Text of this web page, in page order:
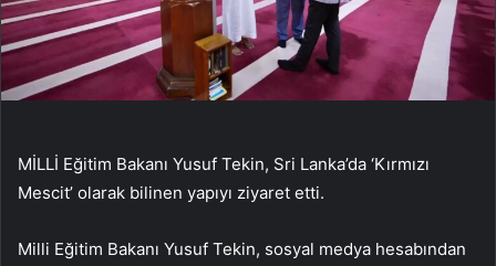
MİLLİ Eğitim Bakanı Yusuf Tekin, Sri Lanka’da ‘Kırmızı
Mescit’ olarak bilinen yapıyı ziyaret etti.
Milli Eğitim Bakanı Yusuf Tekin, sosyal medya hesabından